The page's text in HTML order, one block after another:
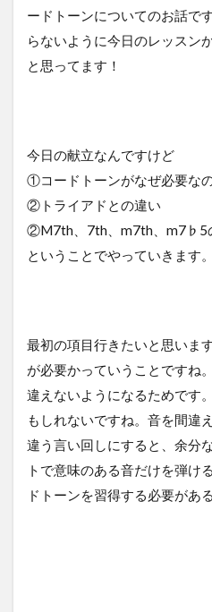
ードトーンについてのお話で
らないように今日のレッスン
と思ってます！
今日の献立なんですけど
①コードトーンがなぜ必要な
②トライアドとの違い
②M7th、7th、m7th、m7♭5
ということでやっていきます。
最初の項目行きたいと思いま
が必要かっていうことですね
違えないようになるためです
もしれないですね。音を間違
違う言い回しにすると、余分
トで意味のある音だけを弾け
ドトーンを習得する必要があ